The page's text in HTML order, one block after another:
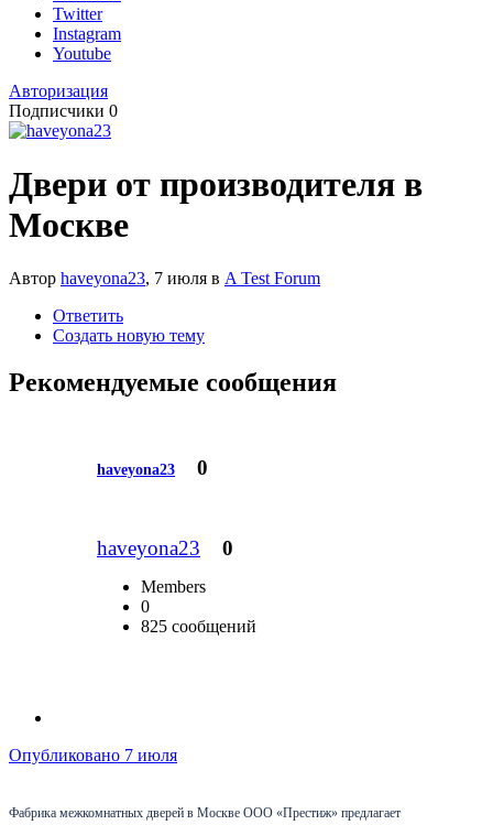
Twitter
Instagram
Youtube
Авторизация
Подписчики 0
Двери от производителя в
Москве
Автор haveyona23, 7 июля в A Test Forum
Ответить
Создать новую тему
Рекомендуемые сообщения
haveyona23 0
haveyona23 0
Members
0
825 сообщений
Опубликовано 7 июля
Фабрика межкомнатных дверей в Москве ООО «Престиж» предлагает